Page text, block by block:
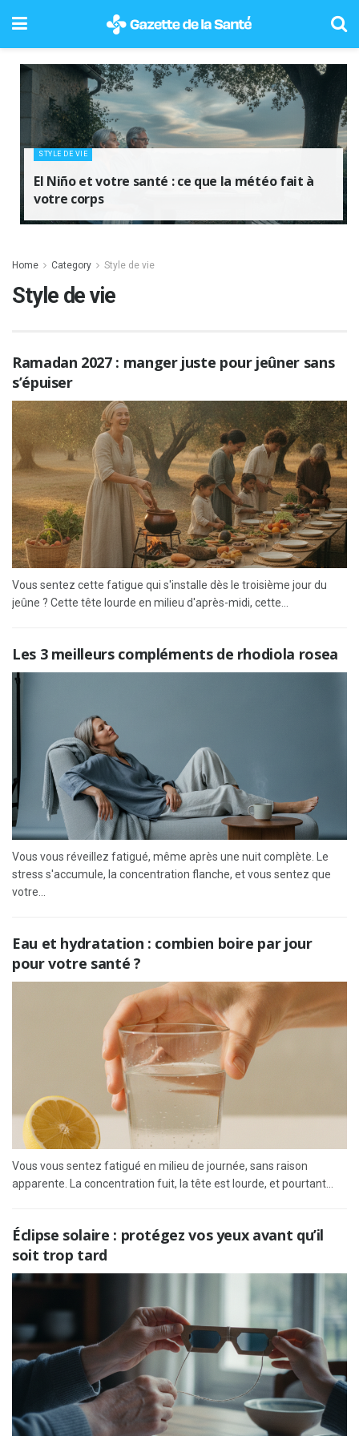
STYLE DE VIE
El Niño et votre santé : ce que la météo fait à
votre corps
Home Category Style de vie
Style de vie
Ramadan 2027 : manger juste pour jeûner sans
s’épuiser
Vous sentez cette fatigue qui s'installe dès le troisième jour du
jeûne ? Cette tête lourde en milieu d'après-midi, cette...
Les 3 meilleurs compléments de rhodiola rosea
Vous vous réveillez fatigué, même après une nuit complète. Le
stress s'accumule, la concentration flanche, et vous sentez que
votre...
Eau et hydratation : combien boire par jour
pour votre santé ?
Vous vous sentez fatigué en milieu de journée, sans raison
apparente. La concentration fuit, la tête est lourde, et pourtant...
Éclipse solaire : protégez vos yeux avant qu’il
soit trop tard